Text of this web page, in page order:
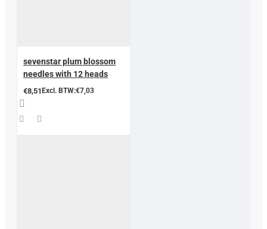
sevenstar plum blossom
needles with 12 heads
€8,51Excl. BTW:€7,03